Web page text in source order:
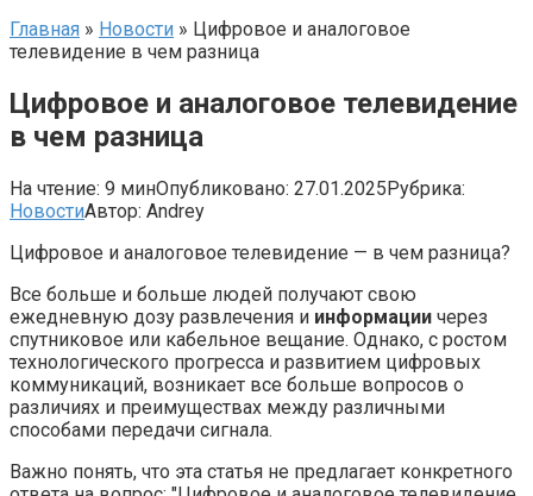
Главная » Новости » Цифровое и аналоговое
телевидение в чем разница
Цифровое и аналоговое телевидение
в чем разница
На чтение: 9 минОпубликовано: 27.01.2025Рубрика:
НовостиАвтор: Andrey
Цифровое и аналоговое телевидение — в чем разница?
Все больше и больше людей получают свою
ежедневную дозу развлечения и информации через
спутниковое или кабельное вещание. Однако, с ростом
технологического прогресса и развитием цифровых
коммуникаций, возникает все больше вопросов о
различиях и преимуществах между различными
способами передачи сигнала.
Важно понять, что эта статья не предлагает конкретного